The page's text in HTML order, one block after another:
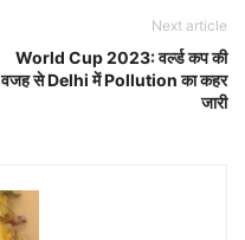
Next article
World Cup 2023: वर्ल्ड कप की
वजह से Delhi में Pollution का कहर
जारी